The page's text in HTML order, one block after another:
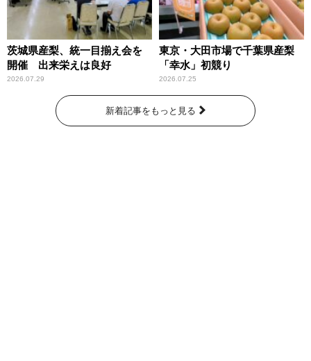
茨城県産梨、統一目揃え会を
開催 出来栄えは良好
2026.07.29
東京・大田市場で千葉県産梨
「幸水」初競り
2026.07.25
新着記事をもっと見る